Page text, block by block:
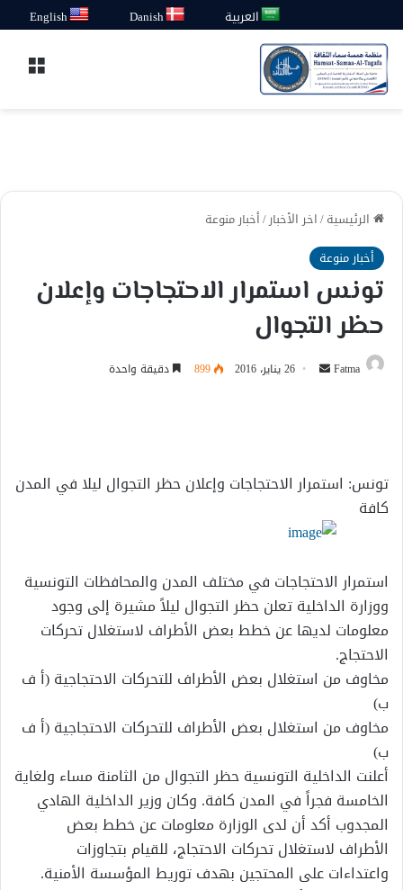
العربية Danish
English
الرئيسية/اخر الأخبار/أخبار منوعة
أخبار منوعة
تونس استمرار الاحتجاجات وإعلان
حظر التجوال
Fatma
أرسل 26 يناير، 2016 899 دقيقة واحدة
تونس: استمرار الاحتجاجات وإعلان حظر التجوال ليلا في المدن
كافة
استمرار الاحتجاجات في مختلف المدن والمحافظات التونسية
ووزارة الداخلية تعلن حظر التجوال ليلاً مشيرة إلى وجود
معلومات لديها عن خطط بعض الأطراف لاستغلال تحركات
الاحتجاج.
مخاوف من استغلال بعض الأطراف للتحركات الاحتجاجية (أ ف
ب)
مخاوف من استغلال بعض الأطراف للتحركات الاحتجاجية (أ ف
ب)
أعلنت الداخلية التونسية حظر التجوال من الثامنة مساء ولغاية
الخامسة فجراً في المدن كافة. وكان وزير الداخلية الهادي
المجدوب أكد أن لدى الوزارة معلومات عن خطط بعض
الأطراف لاستغلال تحركات الاحتجاج، للقيام بتجاوزات
واعتداءات على المحتجين بهدف توريط المؤسسة الأمنية.